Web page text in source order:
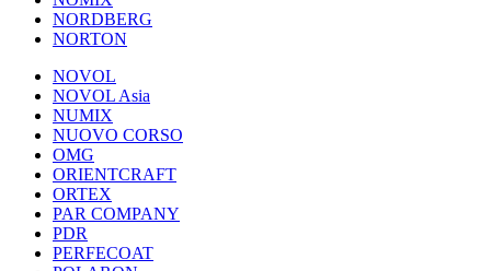
NORDBERG
NORTON
NOVOL
NOVOL Asia
NUMIX
NUOVO CORSO
OMG
ORIENTCRAFT
ORTEX
PAR COMPANY
PDR
PERFECOAT